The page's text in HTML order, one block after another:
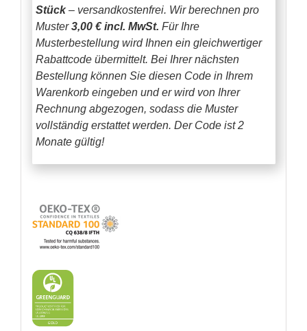
Stück– versandkostenfrei. Wir berechnen pro
Muster3,00 € incl. MwSt. Für Ihre
Musterbestellung wird Ihnen ein gleichwertiger
Rabattcode übermittelt. Bei Ihrer nächsten
Bestellung können Sie diesen Code in Ihrem
Warenkorb eingeben und er wird von Ihrer
Rechnung abgezogen, sodass die Muster
vollständig erstattet werden. Der Code ist 2
Monate gültig!